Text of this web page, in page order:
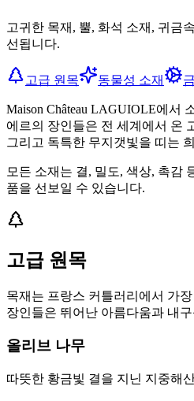
고귀한 목재, 뿔, 화석 소재, 귀금
선됩니다.
고급 원목 동물성 소재
Maison Château LAGUIOLE에서
에르의 장인들은 전 세계에서 온
그리고 독특한 무지갯빛을 띠는
모든 소재는 결, 밀도, 색상, 촉감
품을 선보일 수 있습니다.
고급 원목
목재는 프랑스 커틀러리에서 가
장인들은 뛰어난 아름다움과 내
올리브 나무
따뜻한 황금빛 결을 지닌 지중해